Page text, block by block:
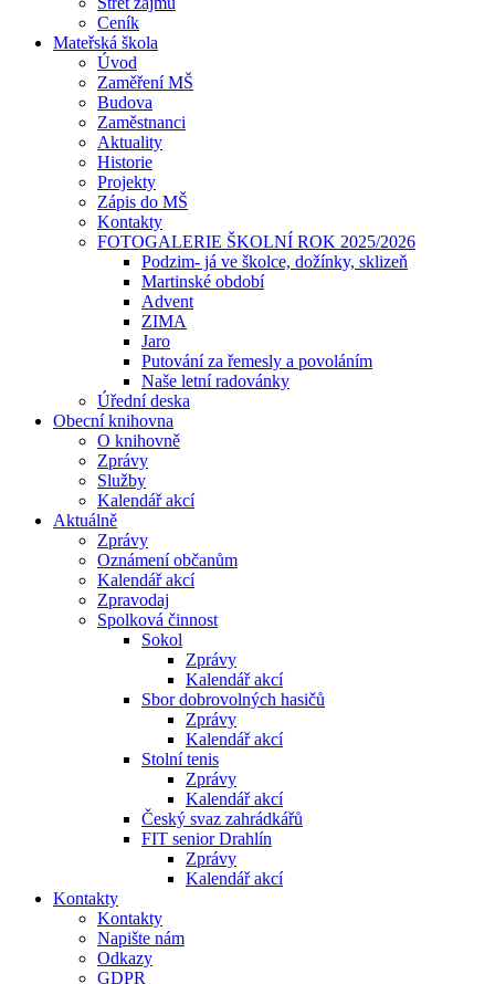
Ceník
Mateřská škola
Úvod
Zaměření MŠ
Budova
Zaměstnanci
Aktuality
Historie
Projekty
Zápis do MŠ
Kontakty
FOTOGALERIE ŠKOLNÍ ROK 2025/2026
Podzim- já ve školce, dožínky, sklizeň
Martinské období
Advent
ZIMA
Jaro
Putování za řemesly a povoláním
Naše letní radovánky
Úřední deska
Obecní knihovna
O knihovně
Zprávy
Služby
Kalendář akcí
Aktuálně
Zprávy
Oznámení občanům
Kalendář akcí
Zpravodaj
Spolková činnost
Sokol
Zprávy
Kalendář akcí
Sbor dobrovolných hasičů
Zprávy
Kalendář akcí
Stolní tenis
Zprávy
Kalendář akcí
Český svaz zahrádkářů
FIT senior Drahlín
Zprávy
Kalendář akcí
Kontakty
Kontakty
Napište nám
Odkazy
GDPR